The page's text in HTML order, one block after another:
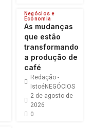
Negócios e
Economia
As mudanças
que estão
transformando
a produção de
café
Redação -
IstoéNEGÓCIOS
2 de agosto de
2026
0